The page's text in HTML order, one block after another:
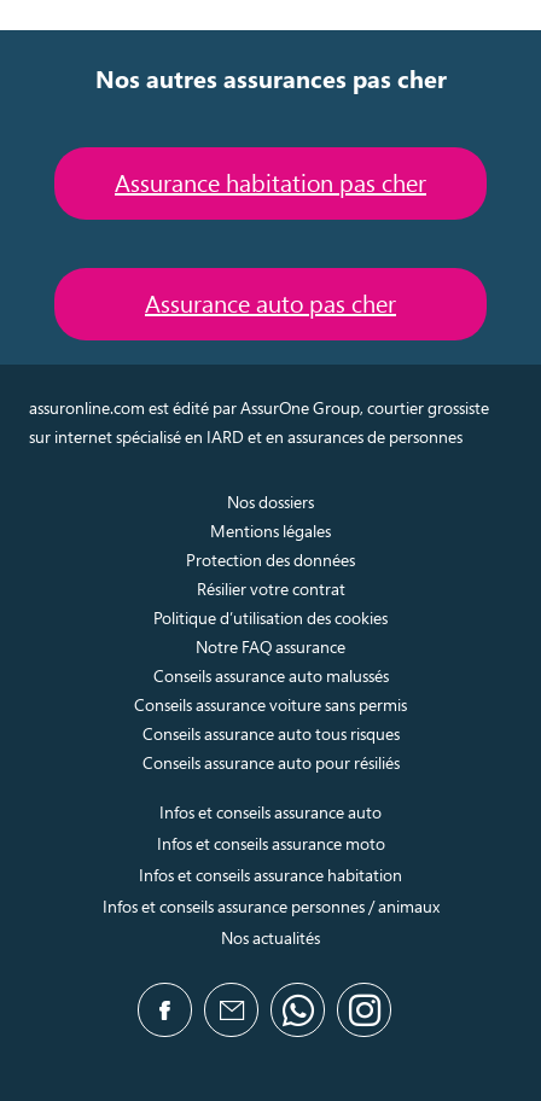
Nos autres assurances pas cher
Assurance habitation pas cher
Assurance auto pas cher
assuronline.com est édité par AssurOne Group, courtier grossiste
sur internet spécialisé en IARD et en assurances de personnes
Nos dossiers
Mentions légales
Protection des données
Résilier votre contrat
Politique d’utilisation des cookies
Notre FAQ assurance
Conseils assurance auto malussés
Conseils assurance voiture sans permis
Conseils assurance auto tous risques
Conseils assurance auto pour résiliés
Infos et conseils assurance auto
Infos et conseils assurance moto
Infos et conseils assurance habitation
Infos et conseils assurance personnes / animaux
Nos actualités